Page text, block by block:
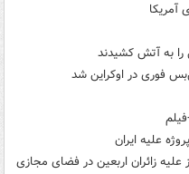
آمریکا
به آتش کشیدند
فوری در اوکراین شد
علیه ایران
زائران اربعین در فضای مجازی